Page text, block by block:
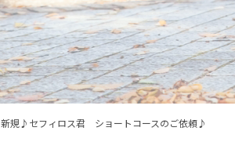
新規♪セフィロス君 ショートコースのご依頼♪